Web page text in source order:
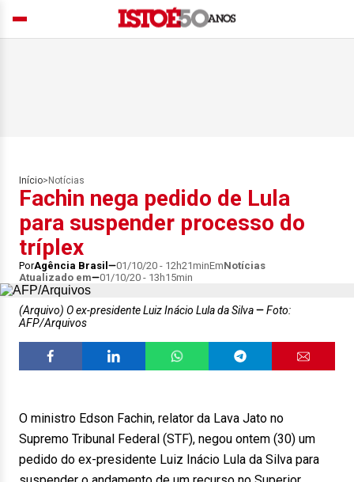
Início> Notícias
Fachin nega pedido de Lula
para suspender processo do
tríplex
PorAgência Brasil 01/10/20 - 12h21minEmNotícias
Atualizado em
01/10/20 - 13h15min
(Arquivo) O ex-presidente Luiz Inácio Lula da Silva
Foto:
AFP/Arquivos
O ministro Edson Fachin, relator da Lava Jato no
Supremo Tribunal Federal (STF), negou ontem (30) um
pedido do ex-presidente Luiz Inácio Lula da Silva para